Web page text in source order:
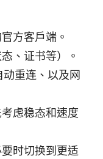
方客户端。
、证书等）。
重连、以及网
虑稳态和速度
时切换到更适